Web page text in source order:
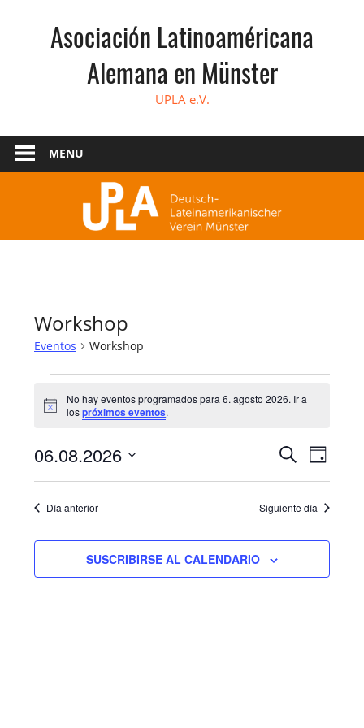
Asociación Latinoaméricana
Alemana en Münster
UPLA e.V.
MENU
Workshop
Eventos Workshop
Eventos
for
6.
agosto
2026
Aviso
No hay eventos programados para 6. agosto 2026. Ir a
lospróximos eventos.
de
y
vistas
BUSCAR
de
de
DÍA
06.08.2026
Seleccionar
fecha.Día anterior Siguiente día
SUSCRIBIRSE AL CALENDARIO